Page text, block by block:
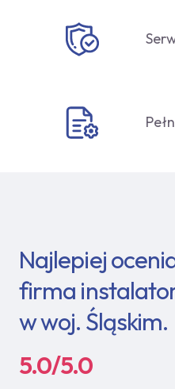
Najlepiej
firma
w woj. Śląskim.
5.0/5.0